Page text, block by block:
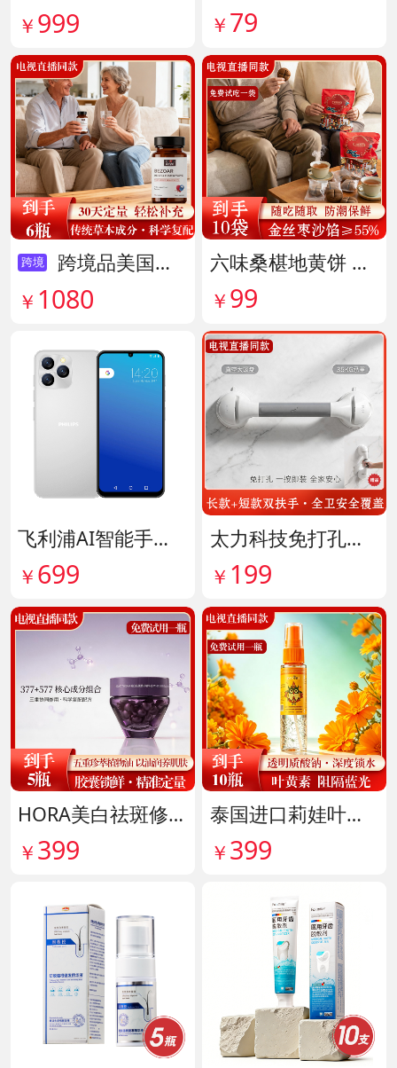
￥ 999
￥ 79
跨境
跨境品美国拜滋牛黄安神宝 货号141775
￥ 1080
六味桑椹地黄饼 货号142090
￥ 99
飞利浦AI智能手机 货号141882
￥ 699
太力科技免打孔多功能安全扶手 货号142101
￥ 199
HORA美白祛斑修护精华油 货号141999
￥ 399
泰国进口莉娃叶黄素精华护眼液 货号142036
￥ 399